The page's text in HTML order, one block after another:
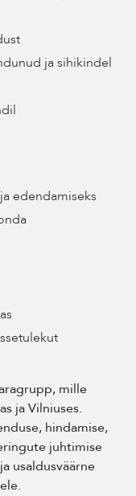
ja sihikindel
edendamiseks
mille
ja Vilniuses.
hindamise,
juhtimise
usaldusväärne